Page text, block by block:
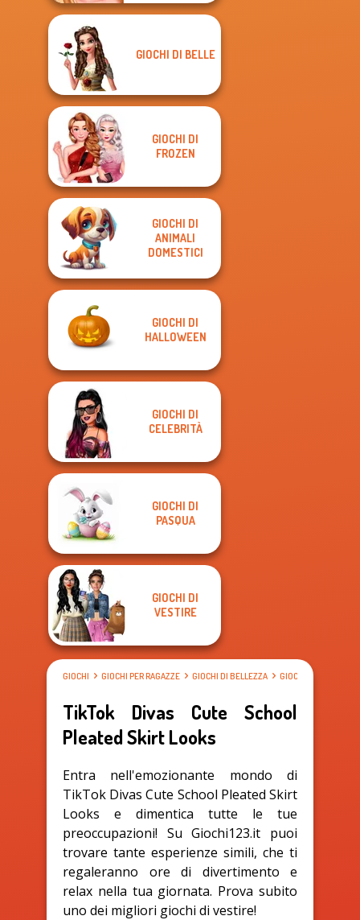
GIOCHI DI BELLE
GIOCHI DI
FROZEN
GIOCHI DI
ANIMALI
DOMESTICI
GIOCHI DI
HALLOWEEN
GIOCHI DI
CELEBRITÀ
GIOCHI DI
PASQUA
GIOCHI DI
VESTIRE
GIOCHI GIOCHI PER RAGAZZE GIOCHI DI BELLEZZA GIOCHI DI VESTIRE
TikTok Divas Cute School
Pleated Skirt Looks
Entra nell'emozionante mondo di
TikTok Divas Cute School Pleated Skirt
Looks e dimentica tutte le tue
preoccupazioni! Su Giochi123.it puoi
trovare tante esperienze simili, che ti
regaleranno ore di divertimento e
relax nella tua giornata. Prova subito
uno dei migliori giochi di vestire!